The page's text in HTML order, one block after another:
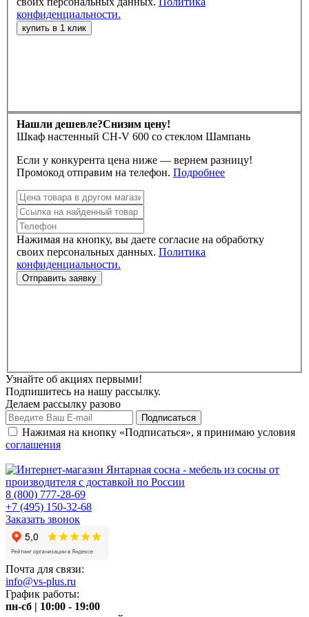
конфиденциальности.
Нашли дешевле?Снизим цену!
Шкаф настенный CH-V 600 со стеклом Шампань
Если у конкурента цена ниже — вернем разницу!
Промокод отправим на телефон. Подробнее
Нажимая на кнопку, вы даете согласие на обработку
своих персональных данных. Политика
конфиденциальности.
Узнайте об акциях первыми!
Подпишитесь на нашу рассылку.
Делаем рассылку разово
Нажимая на кнопку «Подписаться», я принимаю условия
соглашения
8 (800) 777-28-69
+7 (495) 150-32-68
Заказать звонок
Почта для связи:
info@vs-plus.ru
График работы:
пн-сб | 10:00 - 19:00